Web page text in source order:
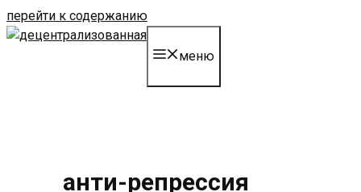
перейти к содержанию
меню
анти-репрессия